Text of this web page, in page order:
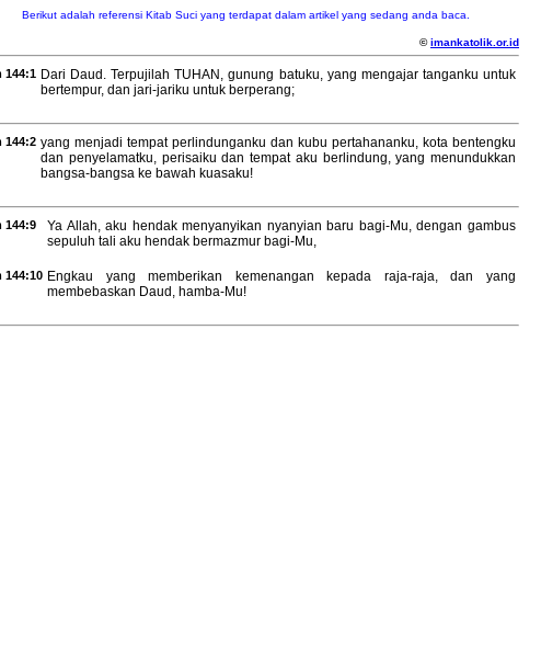
Berikut adalah referensi Kitab Suci yang terdapat dalam artikel yang sedang anda baca.
©imankatolik.or.id
144:1 Dari Daud. Terpujilah TUHAN, gunung batuku, yang mengajar tanganku untuk
bertempur, dan jari-jariku untuk berperang;
144:2 yang menjadi tempat perlindunganku dan kubu pertahananku, kota bentengku
dan penyelamatku, perisaiku dan tempat aku berlindung, yang menundukkan
bangsa-bangsa ke bawah kuasaku!
144:9
Ya Allah, aku hendak menyanyikan nyanyian baru bagi-Mu, dengan gambus
sepuluh tali aku hendak bermazmur bagi-Mu,
144:10 Engkau yang memberikan kemenangan kepada raja-raja, dan yang
membebaskan Daud, hamba-Mu!